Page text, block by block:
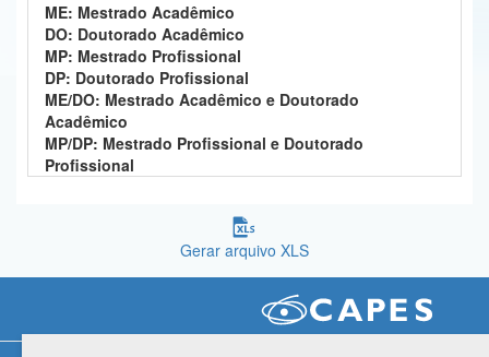
Advocacia-Geral da União
Banco Central do Brasil
Planalto
ME: Mestrado Acadêmico
DO: Doutorado Acadêmico
MP: Mestrado Profissional
DP: Doutorado Profissional
ME/DO: Mestrado Acadêmico e Doutorado
Acadêmico
MP/DP: Mestrado Profissional e Doutorado
Profissional
Gerar arquivo XLS